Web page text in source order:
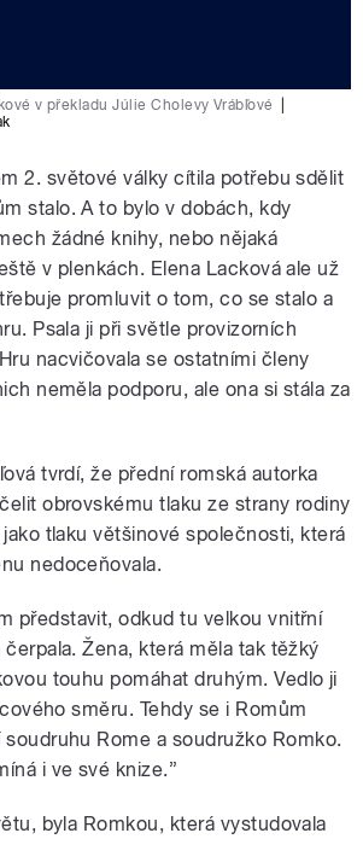
v překladu Júlie Cholevy Vrábľové
2. světové války cítila potřebu sdělit
stalo. A to bylo v dobách, kdy
žádné knihy, nebo nějaká
v plenkách. Elena Lacková ale už
promluvit o tom, co se stalo a
Psala ji při světle provizorních
nacvičovala se ostatními členy
neměla podporu, ale ona si stála za
tvrdí, že přední romská autorka
obrovskému tlaku ze strany rodiny
tlaku většinové společnosti, která
nedoceňovala.
představit, odkud tu velkou vnitřní
Žena, která měla tak těžký
touhu pomáhat druhým. Vedlo ji
směru. Tehdy se i Romům
Rome a soudružko Romko.
i ve své knize.”
byla Romkou, která vystudovala